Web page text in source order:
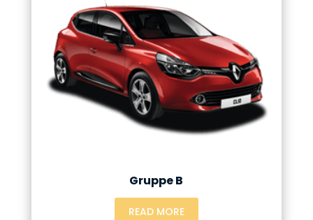
Gruppe B
READ MORE